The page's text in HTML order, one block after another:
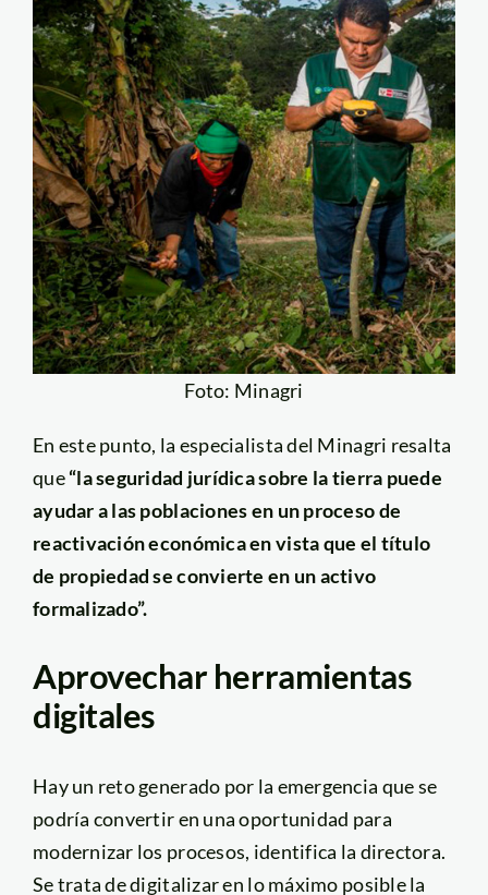
Foto: Minagri
En este punto, la especialista del Minagri resalta
que“la seguridad jurídica sobre la tierra puede
ayudar a las poblaciones en un proceso de
reactivación económica en vista que el título
de propiedad se convierte en un activo
formalizado”.
Aprovechar herramientas
digitales
Hay un reto generado por la emergencia que se
podría convertir en una oportunidad para
modernizar los procesos, identifica la directora.
Se trata de digitalizar en lo máximo posible la